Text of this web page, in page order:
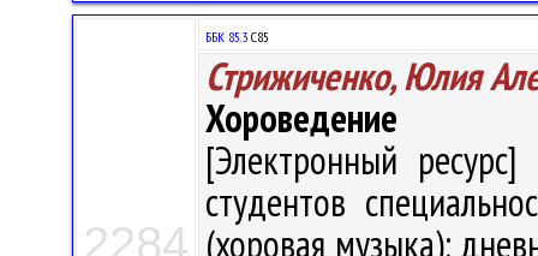
2284
ББК 85.3 С85
Стрижиченко, Юлия
Хороведение
[Электронный
студентов
(хоровая музыка);